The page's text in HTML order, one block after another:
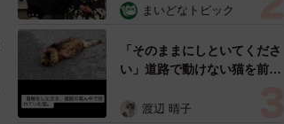
めらい 「痛いほど伝わる」
まいどなトピック
「そのままにしといてくださ
い」道路で動けない猫を前に
ようとした4日間 「命の重
渡辺 晴子